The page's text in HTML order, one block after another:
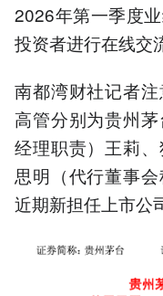
2026年第一季度
投资者进行在线交
南都湾财社记者
高管分别为贵州
经理职责）王莉
思明（代行董事
近期新担任上市公